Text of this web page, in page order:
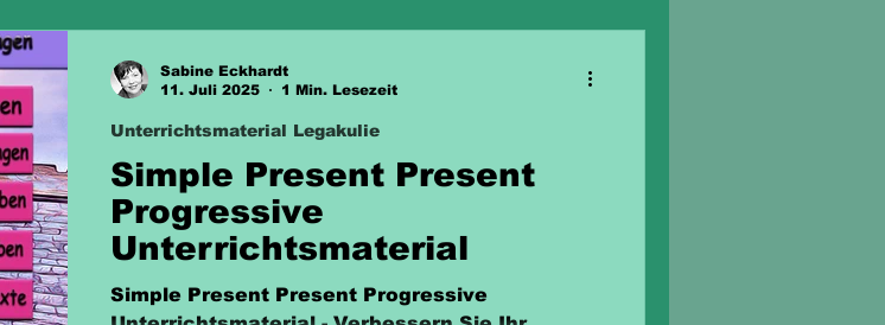
Simple Present Present
Progressive
Unterrichtsmaterial
Simple Present Present Progressive
Unterrichtsmaterial Legakulie
Sabine Eckhardt
11. Juli 2025
1 Min. Lesezeit